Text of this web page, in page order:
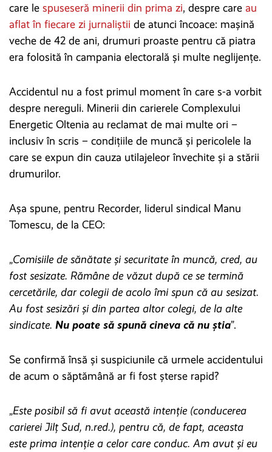
care le spuseseră minerii din prima zi, despre care au
aflat în fiecare zi jurnaliștii de atunci încoace: mașină
veche de 42 de ani, drumuri proaste pentru că piatra
era folosită în campania electorală și multe neglijențe.
Accidentul nu a fost primul moment în care s-a vorbit
despre nereguli. Minerii din carierele Complexului
Energetic Oltenia au reclamat de mai multe ori –
inclusiv în scris – condițiile de muncă și pericolele la
care se expun din cauza utilajeleor învechite și a stării
drumurilor.
Așa spune, pentru Recorder, liderul sindical Manu
Tomescu, de la CEO:
„Comisiile de sănătate și securitate în muncă, cred, au
fost sesizate. Rămâne de văzut după ce se termină
cercetările, dar colegii de acolo îmi spun că au sesizat.
Au fost sesizări și din partea altor colegi, de la alte
sindicate. Nu poate să spună cineva că nu știa”.
Se confirmă însă și suspiciunile că urmele accidentului
de acum o săptămână ar fi fost șterse rapid?
„Este posibil să fi avut această intenție (conducerea
carierei Jilț Sud, n.red.), pentru că, de fapt, aceasta
este prima intenție a celor care conduc. Am avut și eu